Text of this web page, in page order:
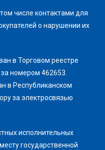
числе контактами для
о нарушении их
в Торговом реестре
номером 462653.
в Республиканском
за электросвязью
исполнительных
государственной